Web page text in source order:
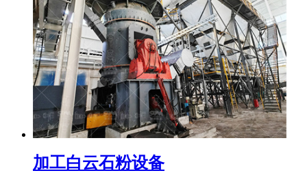
加工白云石粉设备